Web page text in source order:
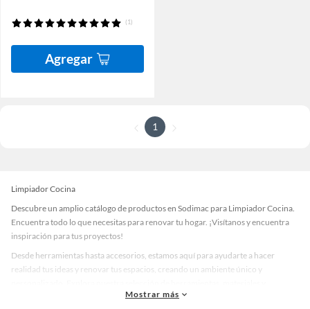
(1)
Agregar
1
Limpiador Cocina
Descubre un amplio catálogo de productos en Sodimac para Limpiador Cocina.
Encuentra todo lo que necesitas para renovar tu hogar. ¡Visítanos y encuentra
inspiración para tus proyectos!
Desde herramientas hasta accesorios, estamos aquí para ayudarte a hacer
realidad tus ideas y renovar tus espacios, creando un ambiente único y
accesorios de calidad que te ayudarán a crear un espacio más tú.
Mostrar más